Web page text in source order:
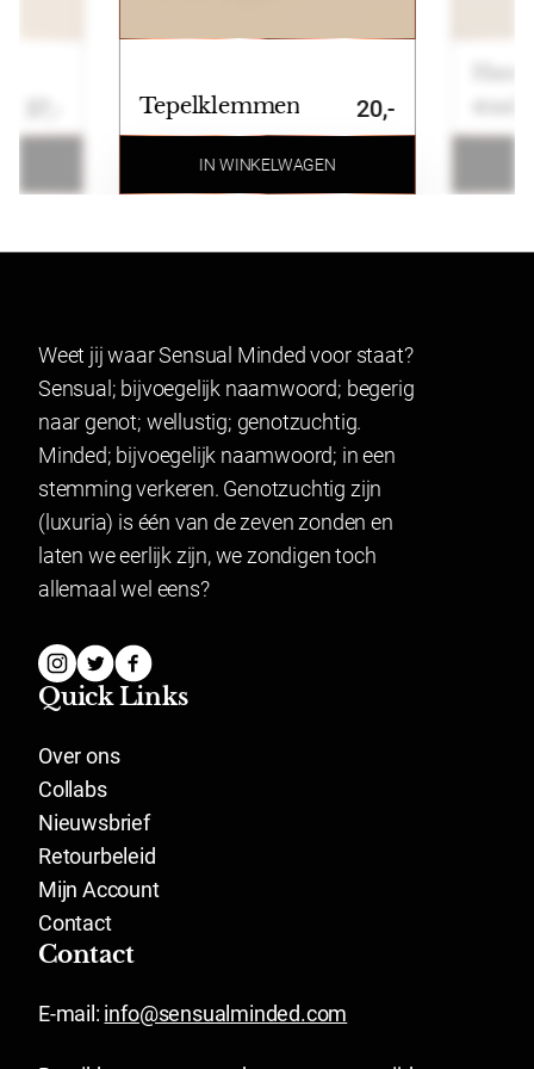
Wij ondersteunen de volgende betaalmogelijkheden:
Ideal, Bancontact, Klarna, Credit card, Paypal en
gebruik van onze retourformulier. In verband met
hygiëne kunnen producten waarvan het zegel
verbroken is niet geretourneerd worden. Dit geldt ook
voor gesealde artikelen.
Lingerie mag gepast worden en indien het niet past
geretourneerd worden.
Tepelklemmen 20,-
IN WINKELWAGEN
Weet jij waar Sensual Minded voor staat?
Sensual; bijvoegelijk naamwoord; begerig
naar genot; wellustig; genotzuchtig.
Minded; bijvoegelijk naamwoord; in een
stemming verkeren. Genotzuchtig zijn
(luxuria) is één van de zeven zonden en
laten we eerlijk zijn, we zondigen toch
allemaal wel eens?
Quick Links
Over ons
Collabs
Nieuwsbrief
Retourbeleid
Mijn Account
Contact
Contact
E-mail: info@sensualminded.com